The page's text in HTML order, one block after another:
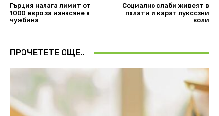
Гърция налага лимит от
1000 евро за изнасяне в
чужбина
Социално слаби живеят в
палати и карат луксозни
коли
ПРОЧЕТЕТЕ ОЩЕ..